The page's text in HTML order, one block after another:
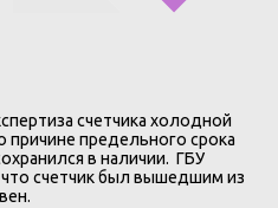
счетчика холодной
предельного срока
в наличии. ГБУ
счетчик был вышедшим из